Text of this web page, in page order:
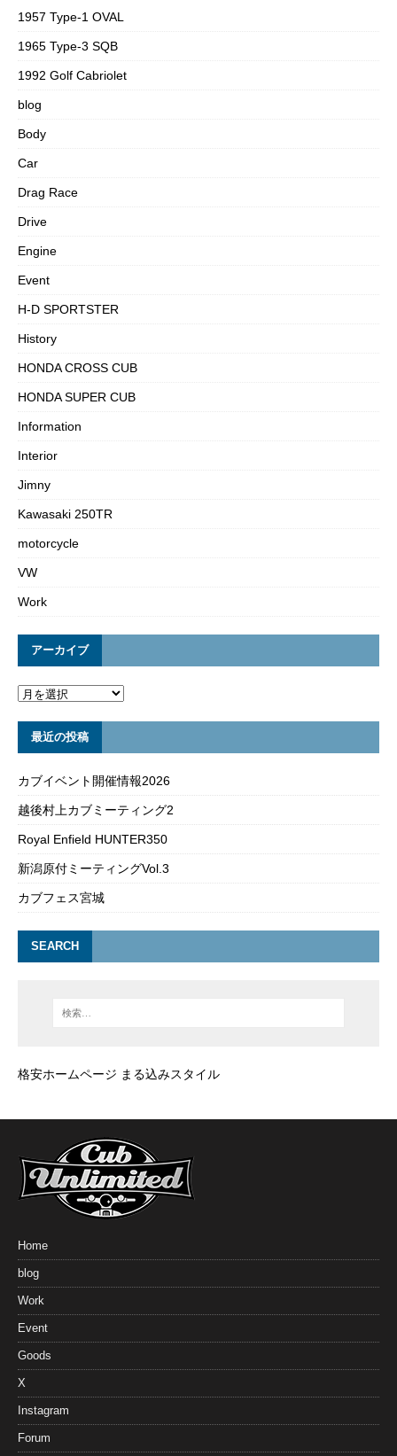
1957 Type-1 OVAL
1965 Type-3 SQB
1992 Golf Cabriolet
blog
Body
Car
Drag Race
Drive
Engine
Event
H-D SPORTSTER
History
HONDA CROSS CUB
HONDA SUPER CUB
Information
Interior
Jimny
Kawasaki 250TR
motorcycle
VW
Work
アーカイブ
最近の投稿
カブイベント開催情報2026
越後村上カブミーティング2
Royal Enfield HUNTER350
新潟原付ミーティングVol.3
カブフェス宮城
SEARCH
格安ホームページ まる込みスタイル
Home
blog
Work
Event
Goods
X
Instagram
Forum